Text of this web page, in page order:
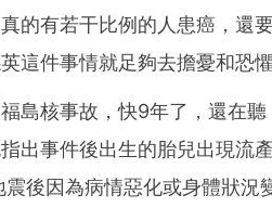
的有若干比例的人患癌，還
這件事情就足夠去擔憂和恐
島核事故，快9年了，還在
出事件後出生的胎兒出現流
後因為病情惡化或身體狀況